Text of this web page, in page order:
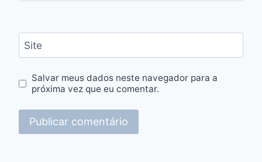
Site
Salvar meus dados neste navegador para a
próxima vez que eu comentar.